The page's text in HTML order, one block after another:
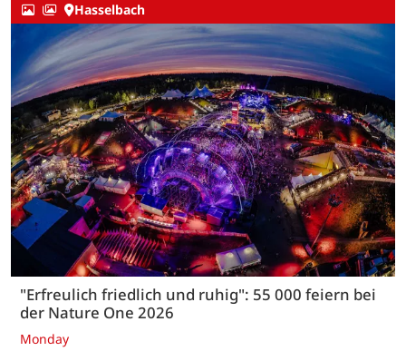
Hasselbach
"Erfreulich friedlich und ruhig": 55 000 feiern bei
der Nature One 2026
Monday